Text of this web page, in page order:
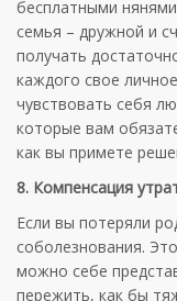
бесплатными
семья – дружной и
получать
каждого свое
чувствовать себя
которые вам
как вы примете
8. Компенсация
Если вы потеряли
соболезнования.
можно себе
пережить, как бы